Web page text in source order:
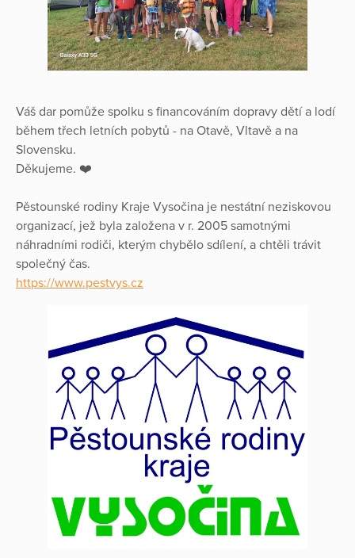
Váš dar pomůže spolku s financováním dopravy dětí a lodí
během třech letních pobytů - na Otavě, Vltavě a na
Slovensku.
Děkujeme. ❤️
Pěstounské rodiny Kraje Vysočina je nestátní neziskovou
organizací, jež byla založena v r. 2005 samotnými
náhradními rodiči, kterým chybělo sdílení, a chtěli trávit
společný čas.
https://www.pestvys.cz